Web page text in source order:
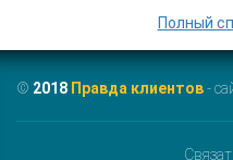
Полный
© 2018 Правда клиентов-